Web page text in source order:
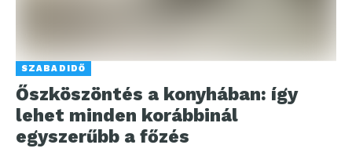
SZABADIDŐ
Őszköszöntés a konyhában: így
lehet minden korábbinál
egyszerűbb a főzés